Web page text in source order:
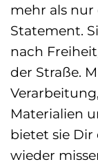
mehr als nur
Statement.
nach
der Straße.
Materialien
bietet sie Dir
wieder